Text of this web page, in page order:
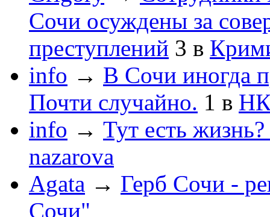
Сочи осуждены за
преступлений 3 в
info → В Сочи иногда
Почти случайно. 1 в
info → Тут есть
nazarova
Agata → Герб Сочи -
Сочи"